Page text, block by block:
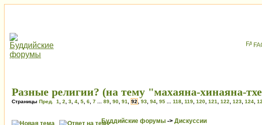
Разные религии? (на тему "махаяна-хинаяна-
Страницы Пред. 1 2 3 4 5 6 7 89 90 91 92 93 94 95 118 119 120 121 122 123 124
Буддийские форумы -> Дискуссии